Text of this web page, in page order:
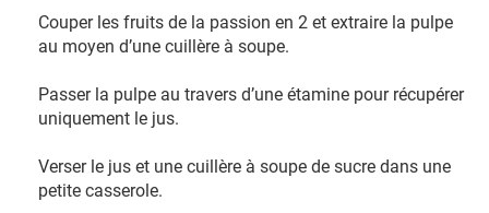
Couper les fruits de la passion en 2 et extraire la pulpe
au moyen d’une cuillère à soupe.
Passer la pulpe au travers d’une étamine pour récupérer
uniquement le jus.
Verser le jus et une cuillère à soupe de sucre dans une
petite casserole.